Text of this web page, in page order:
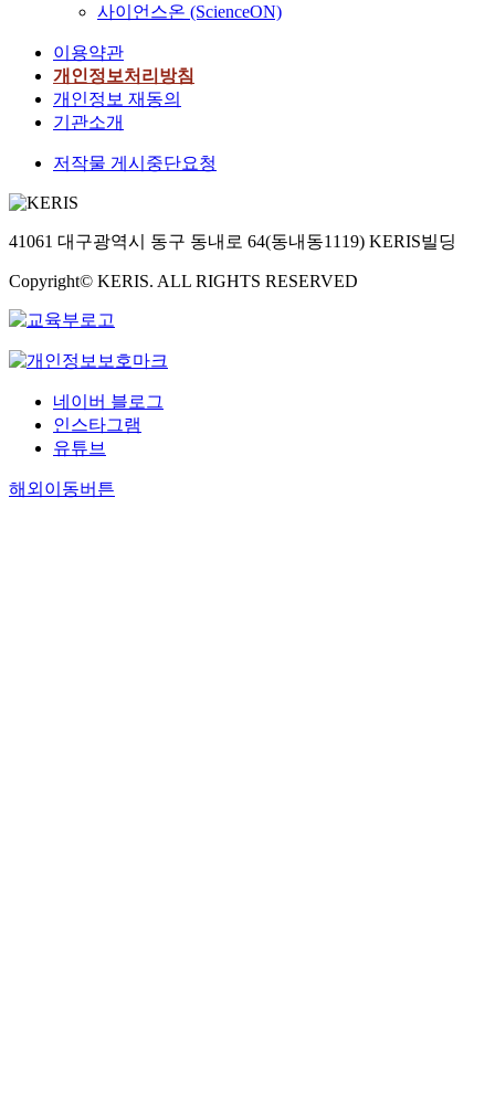
사이언스온 (ScienceON)
이용약관
개인정보처리방침
개인정보 재동의
기관소개
저작물 게시중단요청
41061 대구광역시 동구 동내로 64(동내동1119) KERIS빌딩
Copyright© KERIS. ALL RIGHTS RESERVED
네이버 블로그
인스타그램
유튜브
해외이동버튼